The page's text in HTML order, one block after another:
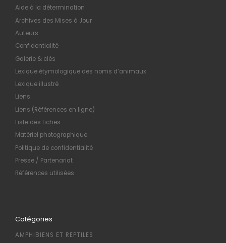
Aide à la détermination
Archives des Mises à Jour
Auteurs
Confidentialité
Galerie & clés
Lexique étymologique des noms d’animaux
Lexique illustré
Liens
Liens (Références en ligne)
Liste des fiches
Matériel photographique
Politique de confidentialité
Presse / Partenariat
Références utilisées
Catégories
AMPHIBIENS ET REPTILES